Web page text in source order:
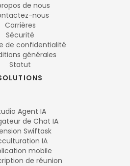
de nous
nous
Carrières
Sécurité
de confidentialité
générales
Statut
Agent IA
de Chat IA
Swiftask
IA
mobile
de réunion